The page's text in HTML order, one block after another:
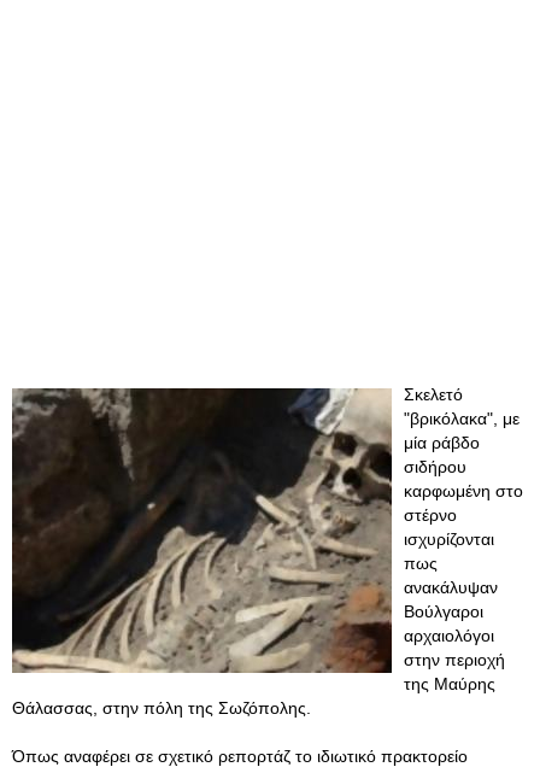
Σκελετό
"βρικόλακα", με
μία ράβδο
σιδήρου
καρφωμένη στο
στέρνο
ισχυρίζονται
πως
ανακάλυψαν
Βούλγαροι
αρχαιολόγοι
στην περιοχή
της Μαύρης
Θάλασσας, στην πόλη της Σωζόπολης.
Όπως αναφέρει σε σχετικό ρεπορτάζ το ιδιωτικό πρακτορείο